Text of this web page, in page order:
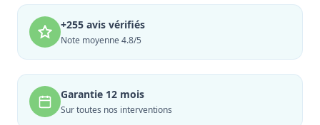
+255 avis vérifiés
Note moyenne 4.8/5
Garantie 12 mois
Sur toutes nos interventions